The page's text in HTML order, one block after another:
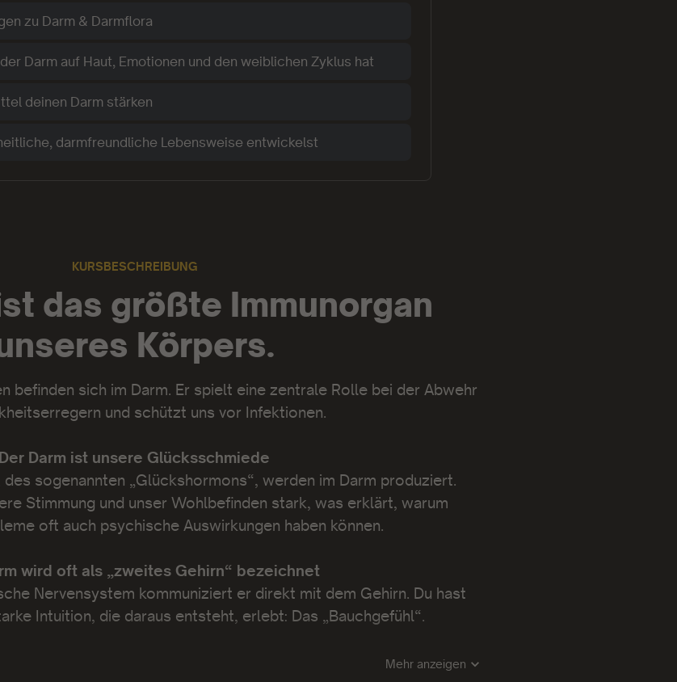
zu Darm & Darmflora
Darm auf Haut, Emotionen und den weiblichen Zyklus hat
deinen Darm stärken
darmfreundliche Lebensweise entwickelst
KURSBESCHREIBUNG
das größte Immunorgan
Körpers.
befinden sich im Darm. Er spielt eine zentrale Rolle bei der Abwehr
und schützt uns vor Infektionen.
Der Darm ist unsere Glücksschmiede
sogenannten „Glückshormons“, werden im Darm produziert.
Stimmung und unser Wohlbefinden stark, was erklärt, warum
oft auch psychische Auswirkungen haben können.
wird oft als „zweites Gehirn“ bezeichnet
Nervensystem kommuniziert er direkt mit dem Gehirn. Du hast
Intuition, die daraus entsteht, erlebt: Das „Bauchgefühl“.
Mehr anzeigen